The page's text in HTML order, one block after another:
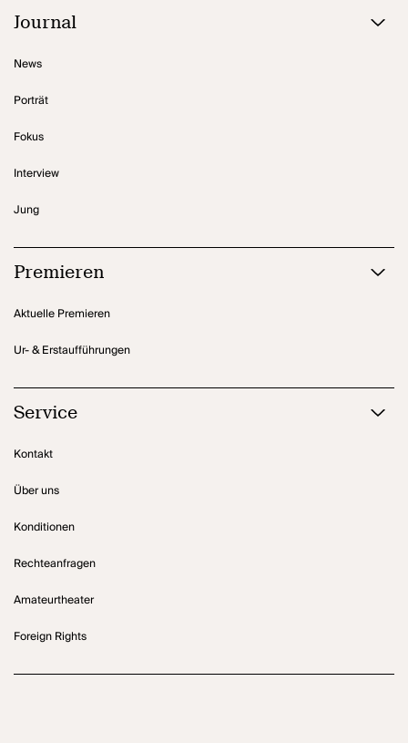
Journal
News
Porträt
Fokus
Interview
Jung
Premieren
Aktuelle Premieren
Ur- & Erstaufführungen
Service
Kontakt
Über uns
Konditionen
Rechteanfragen
Amateurtheater
Foreign Rights